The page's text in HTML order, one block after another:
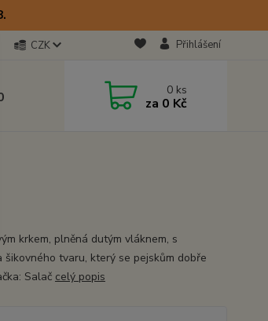
CZK Přihlášení
0 ks
za 0 Kč
krkem, plněná dutým vláknem, s
šikovného tvaru, který se pejskům dobře
Salač celý popis